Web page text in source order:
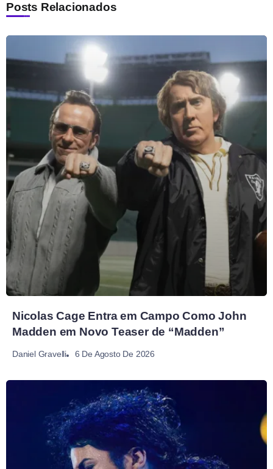
Posts Relacionados
Nicolas Cage Entra em Campo Como John
Madden em Novo Teaser de “Madden”
Daniel Gravelli 6 De Agosto De 2026